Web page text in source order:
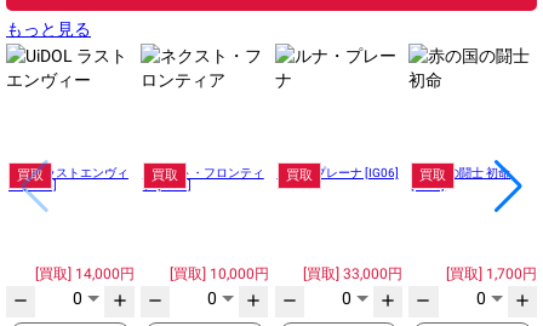
もっと見る
買取
UiDOL ラストエンヴィ
ー [IG06]
14,000円
remove 0 add
買取
ネクスト・フロンティ
ア [IG06]
10,000円
remove 0 add
買取
ルナ・プレーナ [IG06]
33,000円
remove 0 add
買取
赤の国の闘士 初命
[IG06]
1,700円
remove 0 add